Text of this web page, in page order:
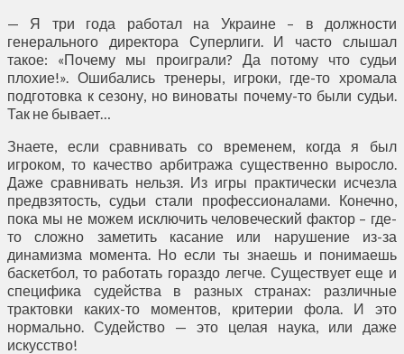
— Я три года работал на Украине – в должности
генерального директора Суперлиги. И часто слышал
такое: «Почему мы проиграли? Да потому что судьи
плохие!». Ошибались тренеры, игроки, где-то хромала
подготовка к сезону, но виноваты почему-то были судьи.
Так не бывает…
Знаете, если сравнивать со временем, когда я был
игроком, то качество арбитража существенно выросло.
Даже сравнивать нельзя. Из игры практически исчезла
предвзятость, судьи стали профессионалами. Конечно,
пока мы не можем исключить человеческий фактор – где-
то сложно заметить касание или нарушение из-за
динамизма момента. Но если ты знаешь и понимаешь
баскетбол, то работать гораздо легче. Существует еще и
специфика судейства в разных странах: различные
трактовки каких-то моментов, критерии фола. И это
нормально. Судейство — это целая наука, или даже
искусство!